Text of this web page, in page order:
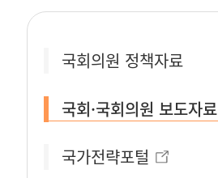
국회의원 정책자료
국회·국회의원 보도자료
국가전략포털